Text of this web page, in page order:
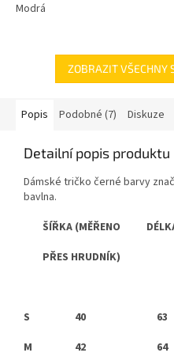
Modrá
ZOBRAZIT VŠECHNY
Popis Podobné (7) Diskuze
Detailní popis produktu
Dámské tričko černé barvy
bavlna.
ŠÍŘKA (MĚŘENO
PŘES
S 40
M 42